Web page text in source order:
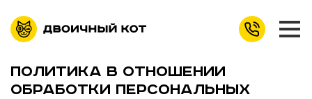
ПОЛИТИКА В ОТНОШЕНИИ
ОБРАБОТКИ ПЕРСОНАЛЬНЫХ